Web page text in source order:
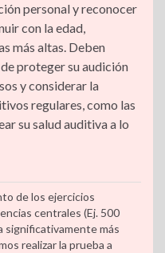
personal y reconocer
con la edad,
más altas. Deben
proteger su audición
y considerar la
regulares, como las
su salud auditiva a lo
de los ejercicios
centrales (Ej. 500
significativamente más
realizar la prueba a